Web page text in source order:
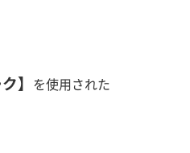
】 を使用された